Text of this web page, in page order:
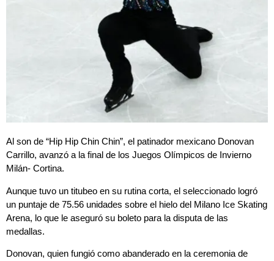
Al son de “Hip Hip Chin Chin”, el patinador mexicano Donovan
Carrillo, avanzó a la final de los Juegos Olímpicos de Invierno
Milán- Cortina.
Aunque tuvo un titubeo en su rutina corta, el seleccionado logró
un puntaje de 75.56 unidades sobre el hielo del Milano Ice Skating
Arena, lo que le aseguró su boleto para la disputa de las
medallas.
Donovan, quien fungió como abanderado en la ceremonia de